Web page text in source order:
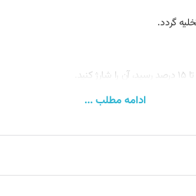
گردد.
ادامه مطلب ...